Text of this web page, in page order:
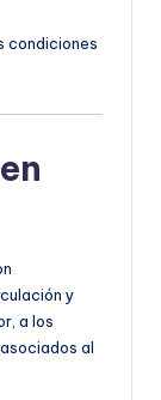
condiciones
y
a los
al